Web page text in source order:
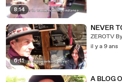
8:14
6:11
NEVER
ZEROTV
il y a 9 ans
A BLOG